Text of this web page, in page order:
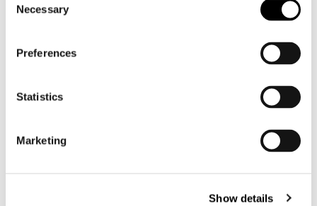
Selection
Necessary
Preferences
Statistics
Marketing
Show details